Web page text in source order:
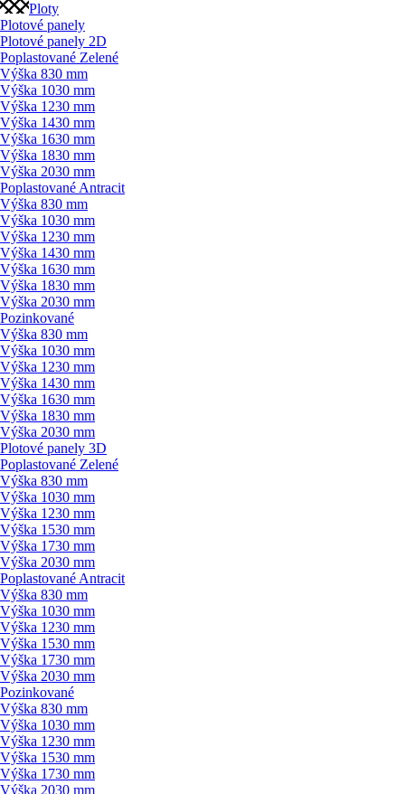
Ploty
Plotové panely
Plotové panely 2D
Poplastované Zelené
Výška 830 mm
Výška 1030 mm
Výška 1230 mm
Výška 1430 mm
Výška 1630 mm
Výška 1830 mm
Výška 2030 mm
Poplastované Antracit
Výška 830 mm
Výška 1030 mm
Výška 1230 mm
Výška 1430 mm
Výška 1630 mm
Výška 1830 mm
Výška 2030 mm
Pozinkované
Výška 830 mm
Výška 1030 mm
Výška 1230 mm
Výška 1430 mm
Výška 1630 mm
Výška 1830 mm
Výška 2030 mm
Plotové panely 3D
Poplastované Zelené
Výška 830 mm
Výška 1030 mm
Výška 1230 mm
Výška 1530 mm
Výška 1730 mm
Výška 2030 mm
Poplastované Antracit
Výška 830 mm
Výška 1030 mm
Výška 1230 mm
Výška 1530 mm
Výška 1730 mm
Výška 2030 mm
Pozinkované
Výška 830 mm
Výška 1030 mm
Výška 1230 mm
Výška 1530 mm
Výška 1730 mm
Výška 2030 mm